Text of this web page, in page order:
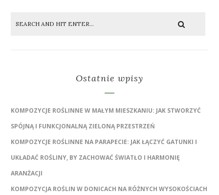
Ostatnie wpisy
KOMPOZYCJE ROŚLINNE W MAŁYM MIESZKANIU: JAK STWORZYĆ
SPÓJNĄ I FUNKCJONALNĄ ZIELONĄ PRZESTRZEŃ
KOMPOZYCJE ROŚLINNE NA PARAPECIE: JAK ŁĄCZYĆ GATUNKI I
UKŁADAĆ ROŚLINY, BY ZACHOWAĆ ŚWIATŁO I HARMONIĘ
ARANŻACJI
KOMPOZYCJA ROŚLIN W DONICACH NA RÓŻNYCH WYSOKOŚCIACH